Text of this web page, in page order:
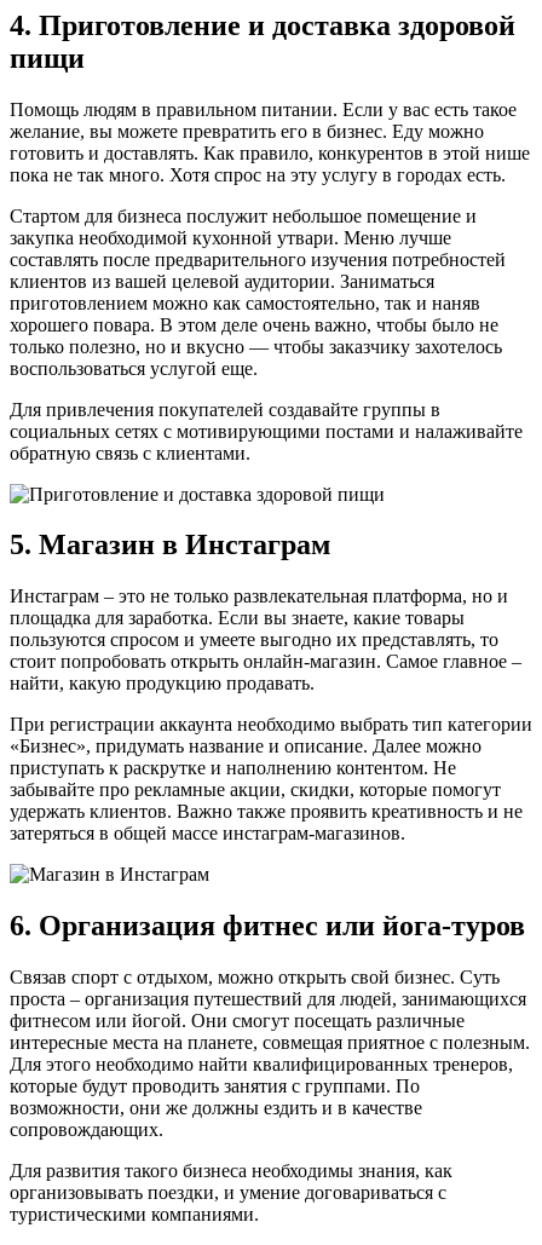
4. Приготовление и доставка здоровой
пищи
Помощь людям в правильном питании. Если у вас есть такое
желание, вы можете превратить его в бизнес. Еду можно
готовить и доставлять. Как правило, конкурентов в этой нише
пока не так много. Хотя спрос на эту услугу в городах есть.
Стартом для бизнеса послужит небольшое помещение и
закупка необходимой кухонной утвари. Меню лучше
составлять после предварительного изучения потребностей
клиентов из вашей целевой аудитории. Заниматься
приготовлением можно как самостоятельно, так и наняв
хорошего повара. В этом деле очень важно, чтобы было не
только полезно, но и вкусно — чтобы заказчику захотелось
воспользоваться услугой еще.
Для привлечения покупателей создавайте группы в
социальных сетях с мотивирующими постами и налаживайте
обратную связь с клиентами.
5. Магазин в Инстаграм
Инстаграм – это не только развлекательная платформа, но и
площадка для заработка. Если вы знаете, какие товары
пользуются спросом и умеете выгодно их представлять, то
стоит попробовать открыть онлайн-магазин. Самое главное –
найти, какую продукцию продавать.
При регистрации аккаунта необходимо выбрать тип категории
«Бизнес», придумать название и описание. Далее можно
приступать к раскрутке и наполнению контентом. Не
забывайте про рекламные акции, скидки, которые помогут
удержать клиентов. Важно также проявить креативность и не
затеряться в общей массе инстаграм-магазинов.
6. Организация фитнес или йога-туров
Связав спорт с отдыхом, можно открыть свой бизнес. Суть
проста – организация путешествий для людей, занимающихся
фитнесом или йогой. Они смогут посещать различные
интересные места на планете, совмещая приятное с полезным.
Для этого необходимо найти квалифицированных тренеров,
которые будут проводить занятия с группами. По
возможности, они же должны ездить и в качестве
сопровождающих.
Для развития такого бизнеса необходимы знания, как
организовывать поездки, и умение договариваться с
туристическими компаниями.